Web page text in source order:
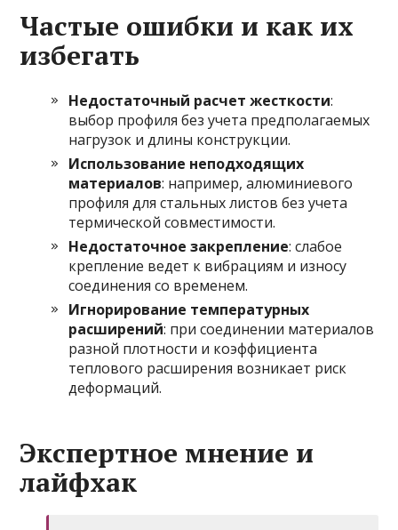
Частые ошибки и как их
избегать
Недостаточный расчет жесткости:
выбор профиля без учета предполагаемых
нагрузок и длины конструкции.
Использование неподходящих
материалов: например, алюминиевого
профиля для стальных листов без учета
термической совместимости.
Недостаточное закрепление: слабое
крепление ведет к вибрациям и износу
соединения со временем.
Игнорирование температурных
расширений: при соединении материалов
разной плотности и коэффициента
теплового расширения возникает риск
деформаций.
Экспертное мнение и
лайфхак